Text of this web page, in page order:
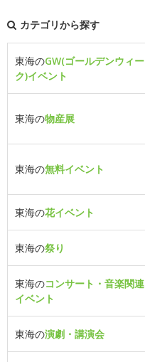
カテゴリから探す
東海のGW(ゴールデンウィー
ク)イベント
東海の物産展
東海の無料イベント
東海の花イベント
東海の祭り
東海のコンサート・音楽関連
イベント
東海の演劇・講演会